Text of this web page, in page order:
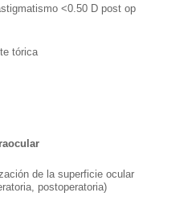
<0.50 D post op
tórica
de la superficie ocular
postoperatoria)